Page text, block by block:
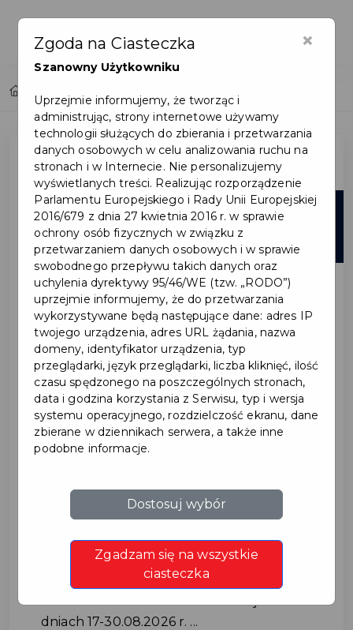
06
Utrudnienia w ruchu na ul.
30.08.2026 r.
Utrudnienia w ruchu na ul. Cichej w
dniach 17-30.08.2026 r. ...
×
Zgoda na Ciasteczka
Szanowny Użytkowniku
Uprzejmie informujemy, że tworząc i
administrując, strony internetowe używamy
technologii służących do zbierania i przetwarzania
danych osobowych w celu analizowania ruchu na
stronach i w Internecie. Nie personalizujemy
wyświetlanych treści. Realizując rozporządzenie
Parlamentu Europejskiego i Rady Unii Europejskiej
2016/679 z dnia 27 kwietnia 2016 r. w sprawie
ochrony osób fizycznych w związku z
przetwarzaniem danych osobowych i w sprawie
swobodnego przepływu takich danych oraz
uchylenia dyrektywy 95/46/WE (tzw. „RODO”)
uprzejmie informujemy, że do przetwarzania
wykorzystywane będą następujące dane: adres IP
twojego urządzenia, adres URL żądania, nazwa
domeny, identyfikator urządzenia, typ
przeglądarki, język przeglądarki, liczba kliknięć, ilość
czasu spędzonego na poszczególnych stronach,
data i godzina korzystania z Serwisu, typ i wersja
systemu operacyjnego, rozdzielczość ekranu, dane
zbierane w dziennikach serwera, a także inne
podobne informacje.
Dostosuj wybór
Zgadzam się na wszystkie
ciasteczka